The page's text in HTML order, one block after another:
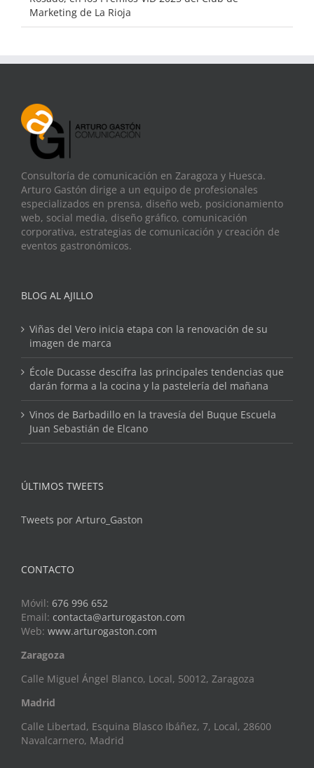
Marketing de La Rioja
Consultoría de comunicación en Zaragoza y Huesca.
Arturo Gastón dirige a un equipo de profesionales
especializados en prensa, diseño web, posicionamiento
web, social media, diseño gráfico, comunicación
corporativa, estrategias de comunicación y creación de
eventos gastronómicos.
BLOG AL AJILLO
Viñas del Vero inicia etapa con la renovación de su
imagen de marca
École Ducasse descifra las principales tendencias que
darán forma a la cocina y la pastelería del mañana
Vinos de Barbadillo en la travesía del Buque Escuela
Juan Sebastián de Elcano
ÚLTIMOS TWEETS
Tweets por Arturo_Gaston
CONTACTO
Móvil: 676 996 652
Email: contacta@arturogaston.com
Web: www.arturogaston.com
Zaragoza
Calle Miguel Ángel Blanco, Local, 50012, Zaragoza
Madrid
Calle Libertad, Esquina Blasco Ibáñez, 7, Local, 28600
Navalcarnero, Madrid